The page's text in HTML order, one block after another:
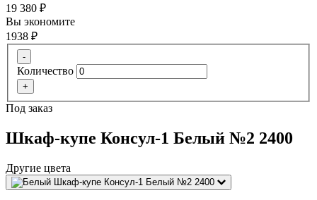
19 380 ₽
Вы экономите
1938 ₽
-
Количество
+
Под заказ
Шкаф-купе Консул-1 Белый №2 2400
Другие цвета
Шкаф-купе Консул-1 Белый №2 2400